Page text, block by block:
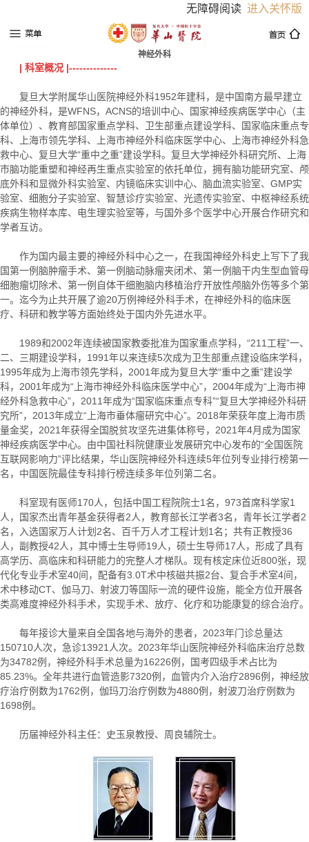
无障碍阅读 进入关怀版
神经外科
| 科室概况 |--------------
复旦大学附属华山医院神经外科1952年建科，是中国南方最早建立
的神经外科，是WFNS，ACNS的培训中心、国家神经疾病医学中心（主
体单位）、教育部国家重点学科、卫生部重点建设学科、国家临床重点专
科、上海市领先学科、上海市神经外科临床医学中心、上海市神经外科急
救中心、复旦大学“重中之重”建设学科。复旦大学神经外科研究所、上海
市脑功能重塑和神经再生重点实验室的依托单位，拥有脑功能研究室、颅
底外科和显微外科实验室、内镜临床实训中心、脑血流实验室、GMP实
验室、细胞分子实验室、智慧诊疗实验室、光遗传实验室、中枢神经系统
疾病生物样本库、电生理实验室等，与国外多个医学中心开展合作研究和
学者互访。
作为国内最主要的神经外科中心之一，在我国神经外科史上写下了我
国第一例脑肿瘤手术、第一例脑动脉瘤夹闭术、第一例脑干内生型血管母
细胞瘤切除术、第一例自体干细胞脑内移植治疗开放性颅脑外伤等多个第
一。迄今为止共开展了逾20万例神经外科手术，在神经外科的临床医
疗、科研和教学等方面始终处于国内外先进水平。
1989和2002年连续被国家教委批准为国家重点学科，“211工程”一、
二、三期建设学科，1991年以来连续5次成为卫生部重点建设临床学科，
1995年成为上海市领先学科，2001年成为复旦大学“重中之重”建设学
科，2001年成为“上海市神经外科临床医学中心”，2004年成为“上海市神
经外科急救中心”，2011年成为“国家临床重点专科”“复旦大学神经外科研
究所”，2013年成立“上海市垂体瘤研究中心”。2018年荣获年度上海市质
量金奖，2021年获得全国脱贫攻坚先进集体称号，2021年4月成为国家
神经疾病医学中心。由中国社科院健康业发展研究中心发布的“全国医院
互联网影响力”评比结果，华山医院神经外科连续5年位列专业排行榜第一
名，中国医院最佳专科排行榜连续多年位列第二名。
科室现有医师170人，包括中国工程院院士1名，973首席科学家1
人，国家杰出青年基金获得者2人，教育部长江学者3名，青年长江学者2
名，入选国家万人计划2名、百千万人才工程计划1名；共有正教授36
人，副教授42人，其中博士生导师19人，硕士生导师17人，形成了具有
高学历、高临床和科研能力的完整人才梯队。现有核定床位近800张，现
代化专业手术室40间，配备有3.0T术中核磁共振2台、复合手术室4间，
术中移动CT、伽马刀、射波刀等国际一流的硬件设施，能全方位开展各
类高难度神经外科手术，实现手术、放疗、化疗和功能康复的综合治疗。
每年接诊大量来自全国各地与海外的患者，2023年门诊总量达
150710人次，急诊13921人次。2023年华山医院神经外科临床治疗总数
为34782例，神经外科手术总量为16226例，国考四级手术占比为
85.23%。全年共进行血管造影7320例，血管内介入治疗2896例，神经放
疗治疗例数为1762例，伽玛刀治疗例数为4880例，射波刀治疗例数为
1698例。
历届神经外科主任：史玉泉教授、周良辅院士。